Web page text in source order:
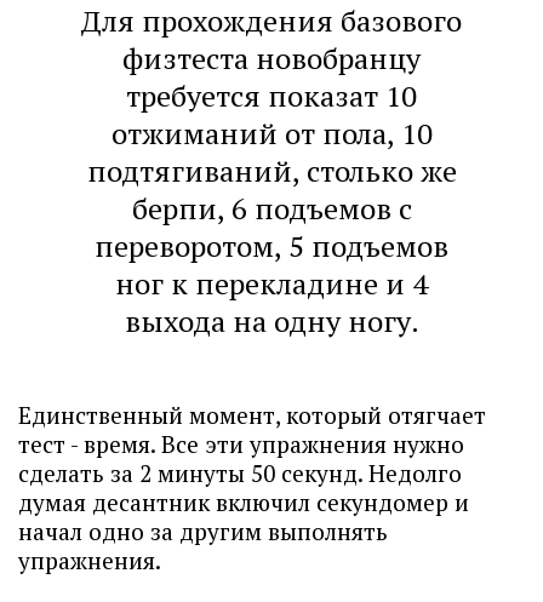
Для прохождения базового
физтеста новобранцу
требуется показат 10
отжиманий от пола, 10
подтягиваний, столько же
берпи, 6 подъемов с
переворотом, 5 подъемов
ног к перекладине и 4
выхода на одну ногу.
Единственный момент, который отягчает
тест - время. Все эти упражнения нужно
сделать за 2 минуты 50 секунд. Недолго
думая десантник включил секундомер и
начал одно за другим выполнять
упражнения.